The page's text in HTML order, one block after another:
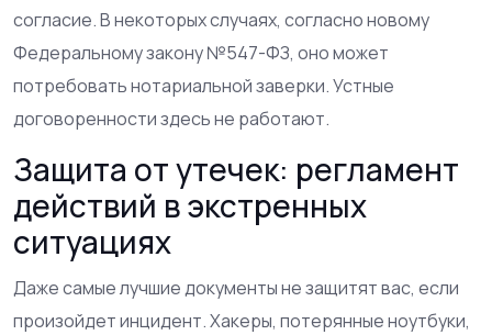
согласие. В некоторых случаях, согласно новому
Федеральному закону №547-ФЗ, оно может
потребовать нотариальной заверки. Устные
договоренности здесь не работают.
Защита от утечек: регламент
действий в экстренных
ситуациях
Даже самые лучшие документы не защитят вас, если
произойдет инцидент. Хакеры, потерянные ноутбуки,